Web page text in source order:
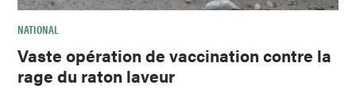
NATIONAL
Vaste opération de vaccination contre la
rage du raton laveur